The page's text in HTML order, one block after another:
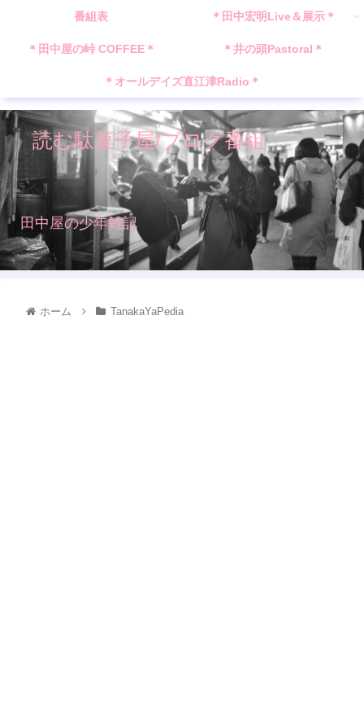
読む駄菓子屋/ブログ番組
田中屋の少年雑記
番組表 ＊田中宏明Live＆展示＊
＊田中屋の峠 COFFEE＊ ＊井の頭Pastoral＊
＊オールデイズ直江津Radio＊
ホーム TanakaYaPedia